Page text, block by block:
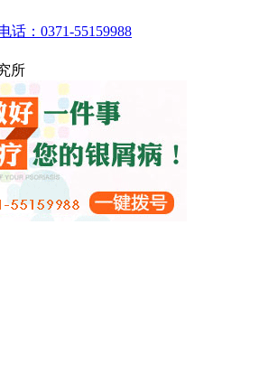
话： 0371-55159988
所